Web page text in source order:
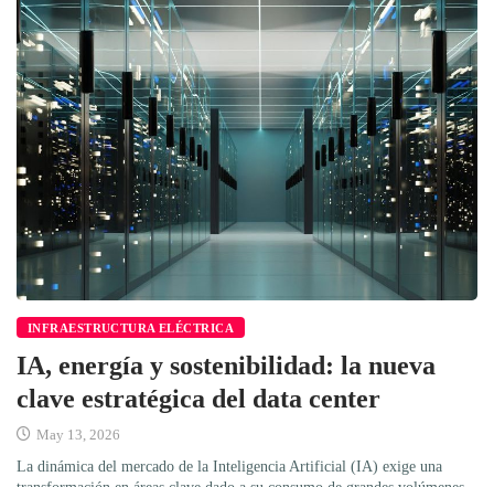
INFRAESTRUCTURA ELÉCTRICA
IA, energía y sostenibilidad: la nueva
clave estratégica del data center
May 13, 2026
La dinámica del mercado de la Inteligencia Artificial (IA) exige una